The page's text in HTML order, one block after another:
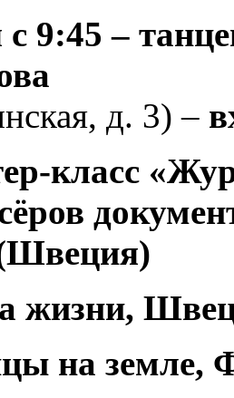
с 9:45 –
д. 3) –
класс
жизни,
на земле,